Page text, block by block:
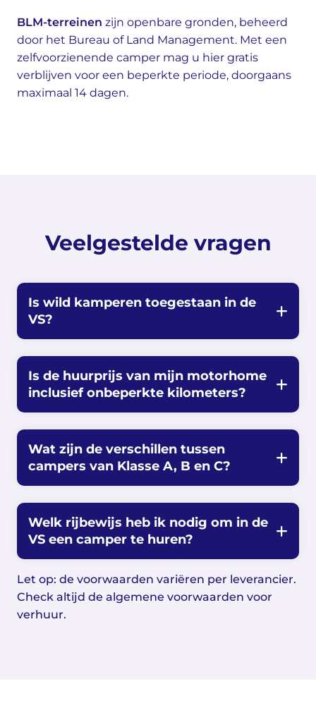
BLM-terreinen zijn openbare gronden, beheerd
door het Bureau of Land Management. Met een
zelfvoorzienende camper mag u hier gratis
verblijven voor een beperkte periode, doorgaans
maximaal 14 dagen.
Veelgestelde vragen
Is wild kamperen toegestaan in de
VS?
Is de huurprijs van mijn motorhome
inclusief onbeperkte kilometers?
Wat zijn de verschillen tussen
campers van Klasse A, B en C?
Welk rijbewijs heb ik nodig om in de
VS een camper te huren?
Let op: de voorwaarden variëren per leverancier.
Check altijd de algemene voorwaarden voor
verhuur.